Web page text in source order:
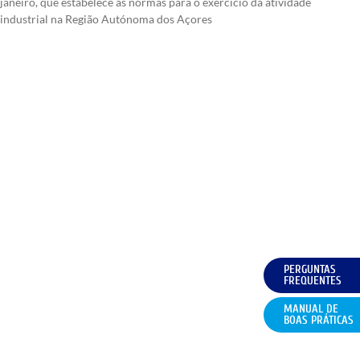
industrial na Região Autónoma dos Açores
PERGUNTAS
FREQUENTES
MANUAL DE
BOAS PRÁTICAS